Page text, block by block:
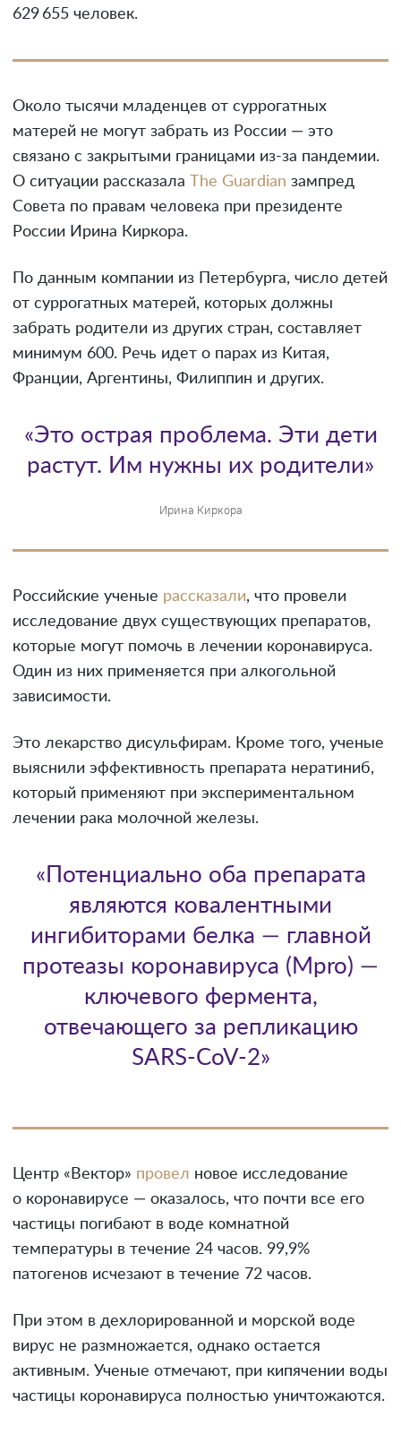
629 655 человек.
Около тысячи младенцев от суррогатных
матерей не могут забрать из России — это
связано с закрытыми границами из-за пандемии.
О ситуации рассказала
The Guardian зампред
Совета по правам человека при президенте
России Ирина Киркора.
По данным компании из Петербурга, число детей
от суррогатных матерей, которых должны
забрать родители из других стран, составляет
минимум 600. Речь идет о парах из Китая,
Франции, Аргентины, Филиппин и других.
Ирина Киркора
«Это острая проблема. Эти дети
растут. Им нужны их родители»
Российские ученые рассказали, что провели
исследование двух существующих препаратов,
которые могут помочь в лечении коронавируса.
Один из них применяется при алкогольной
зависимости.
Это лекарство дисульфирам. Кроме того, ученые
выяснили эффективность препарата нератиниб,
который применяют при экспериментальном
лечении рака молочной железы.
«Потенциально оба препарата
являются ковалентными
ингибиторами белка — главной
протеазы коронавируса (Mpro) —
ключевого фермента,
отвечающего за репликацию
SARS-CoV-2»
Центр «Вектор» провел новое исследование
о коронавирусе — оказалось, что почти все его
частицы погибают в воде комнатной
температуры в течение 24 часов. 99,9%
патогенов исчезают в течение 72 часов.
При этом в дехлорированной и морской воде
вирус не размножается, однако остается
активным. Ученые отмечают, при кипячении воды
частицы коронавируса полностью уничтожаются.